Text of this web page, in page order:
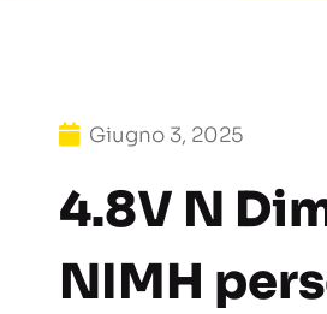
Giugno 3, 2025
4.8V N
NIMH